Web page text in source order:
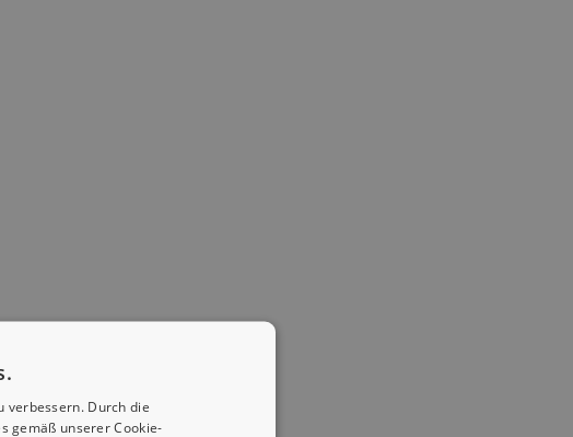
verbessern. Durch die
gemäß unserer Cookie-